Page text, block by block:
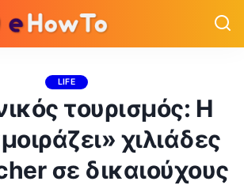
LIFE
τουρισμός: Η
χιλιάδες
σε δικαιούχους